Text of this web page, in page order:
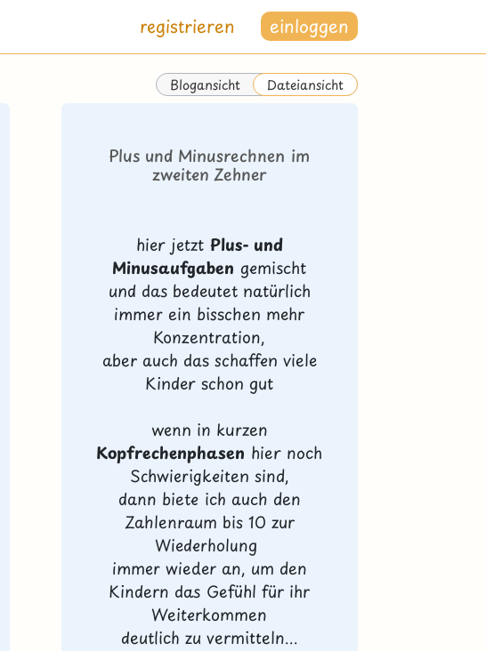
registrieren einloggen
Blogansicht Dateiansicht
Plus und Minusrechnen im
zweiten Zehner
hier jetzt Plus- und
Minusaufgabengemischt
und das bedeutet natürlich
immer ein bisschen mehr
Konzentration,
aber auch das schaffen viele
Kinder schon gut
wenn in kurzen
Kopfrechenphasen hier noch
Schwierigkeiten sind,
dann biete ich auch den
Zahlenraum bis 10 zur
Wiederholung
immer wieder an, um den
Kindern das Gefühl für ihr
Weiterkommen
deutlich zu vermitteln...